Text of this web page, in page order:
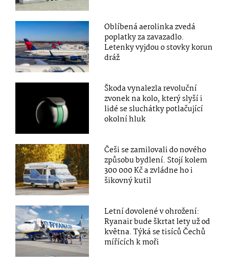
Oblíbená aerolinka zvedá
poplatky za zavazadlo.
Letenky vyjdou o stovky korun
dráž
Škoda vynalezla revoluční
zvonek na kolo, který slyší i
lidé se sluchátky potlačující
okolní hluk
Češi se zamilovali do nového
způsobu bydlení. Stojí kolem
300 000 Kč a zvládne ho i
šikovný kutil
Letní dovolené v ohrožení:
Ryanair bude škrtat lety už od
května. Týká se tisíců Čechů
mířících k moři